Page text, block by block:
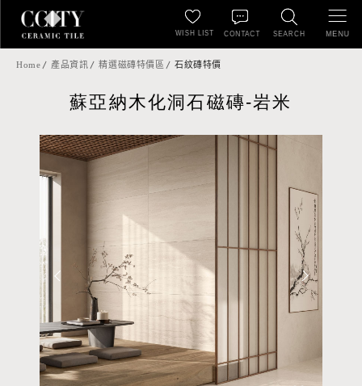
SEARCH
WISH LIST CONTACT MENU
Home 產品資訊 精選磁磚特價區 石紋磚特價
蘇亞納木化洞石磁磚-岩米